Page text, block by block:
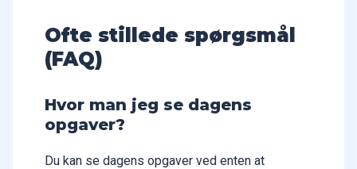
Ofte stillede spørgsmål
(FAQ)
Hvor man jeg se dagens
opgaver?
Du kan se dagens opgaver ved enten at